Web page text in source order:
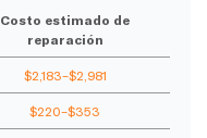
Costo estimado de
reparación
$2,183–$2,981
$220–$353